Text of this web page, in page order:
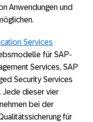
Anwendungen und
Services
für SAP-
Services, SAP
Security Services
Jede dieser vier
bei der
für